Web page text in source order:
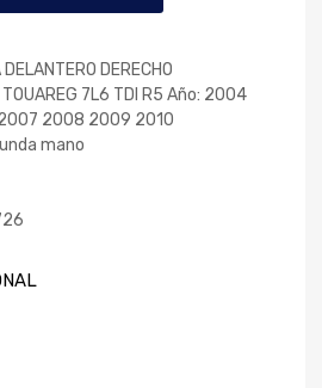
DERECHO
TOUAREG 7L6 TDI R5 Año: 2004
2008 2009 2010
mano